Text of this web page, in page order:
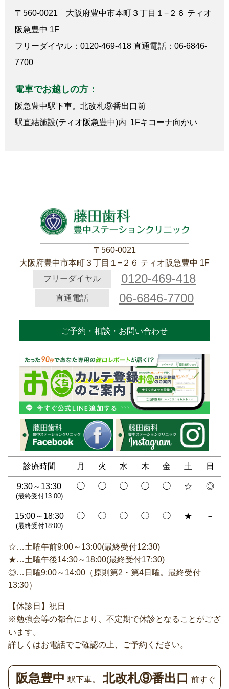
〒560-0021 大阪府豊中市本町３丁目１−２６ ティオ
阪急豊中 1F
フリーダイヤル：0120-469-418 直通電話：06-6846-
7700
電車でお越しの方：
阪急豊中駅下車。北改札⑨番出口前
駅直結施設(ティオ阪急豊中)内 1Fキコーナ向かい
〒560-0021
大阪府豊中市本町３丁目１−２６ ティオ阪急豊中 1F
フリーダイヤル
0120-469-418
直通電話 06-6846-7700
ご予約・相談・お問い合わせ
診療時間 月 火 水 木 金 土 日
9:30～13:30
(最終受付13:00)
◯ ◯ ◯ ◯ ◯ ☆ ◎
15:00～18:30
(最終受付18:00)
◯ ◯ ◯ ◯ ◯ ★ －
☆…土曜午前9:00～13:00(最終受付12:30)
★…土曜午後14:30～18:00(最終受付17:30)
◎…日曜9:00～14:00（原則第2・第4日曜。最終受付
13:30）
【休診日】祝日
※勉強会等の都合により、不定期で休診となることがござ
います。
詳しくはお電話でご確認の上、ご予約ください。
阪急豊中 駅下車。 北改札⑨番出口 前すぐ